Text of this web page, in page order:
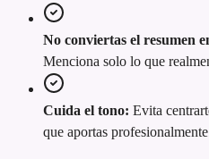
No conviertas el resumen
Menciona solo lo que
Cuida el tono: Evita
que aportas